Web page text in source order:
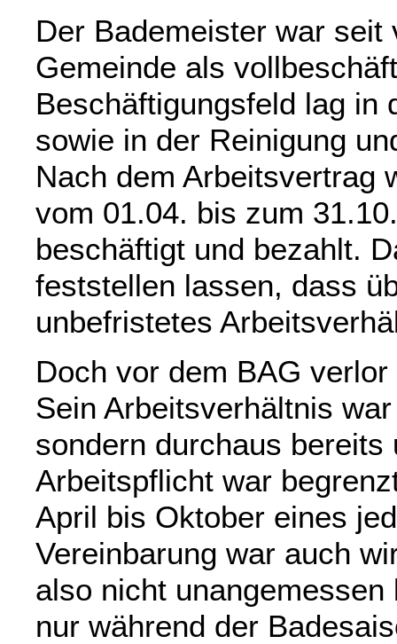
Der Bademeister war
Gemeinde als
Beschäftigungsfeld lag in
sowie in der Reinigung
Nach dem Arbeitsvertrag
vom 01.04. bis zum
beschäftigt und bezahlt.
feststellen lassen, dass
unbefristetes
Doch vor dem BAG
Sein Arbeitsverhältnis
sondern durchaus
Arbeitspflicht war
April bis Oktober eines
Vereinbarung war auch
also nicht
nur während der